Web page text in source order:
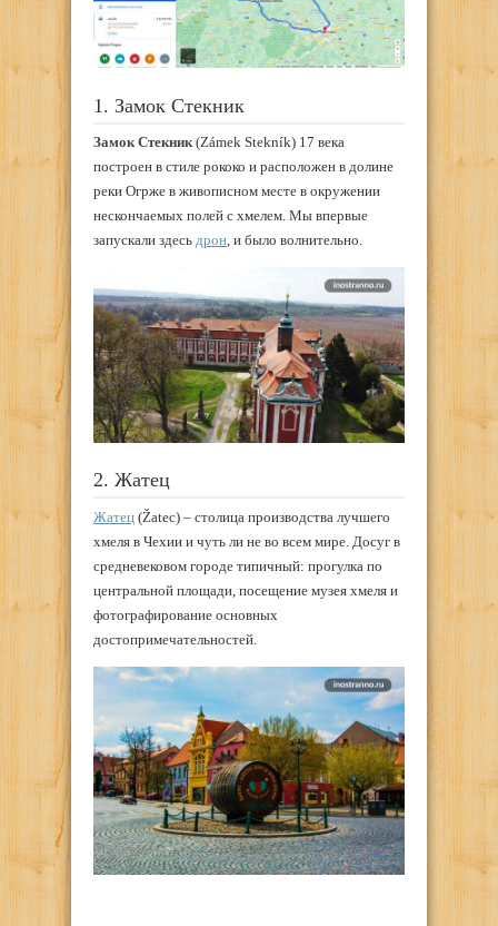
1. Замок Стекник
Замок Стекник(Zámek Stekník) 17 века
построен в стиле рококо и расположен в долине
реки Огрже в живописном месте в окружении
нескончаемых полей с хмелем. Мы впервые
запускали здесь дрон, и было волнительно.
2. Жатец
Жатец (Žatec) – столица производства лучшего
хмеля в Чехии и чуть ли не во всем мире. Досуг в
средневековом городе типичный: прогулка по
центральной площади, посещение музея хмеля и
фотографирование основных
достопримечательностей.